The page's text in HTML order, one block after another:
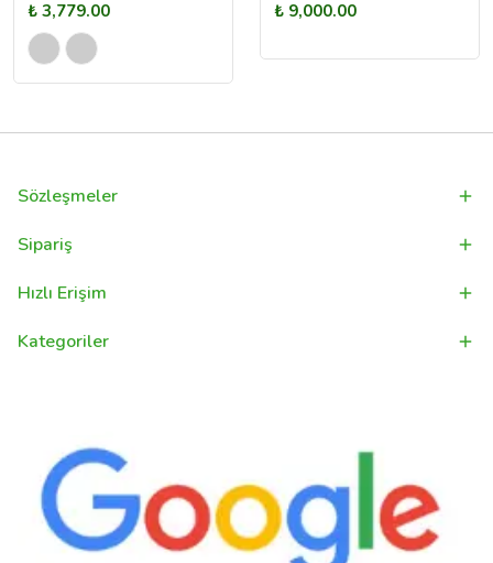
₺ 3,779.00 ₺ 9,000.00
Sözleşmeler
Sipariş
Hızlı Erişim
Kategoriler